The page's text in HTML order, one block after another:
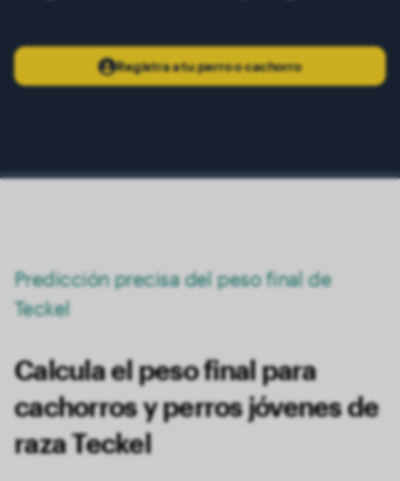
Registra a tu perro o cachorro
Predicción precisa del peso final de
Teckel
Calcula el peso final para
cachorros y perros jóvenes de
raza Teckel